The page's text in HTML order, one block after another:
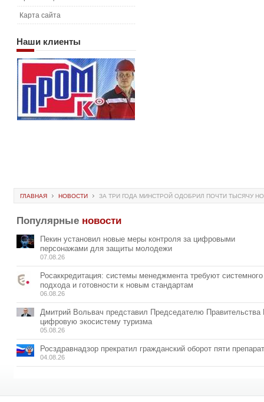
Карта сайта
Наши клиенты
ГЛАВНАЯ НОВОСТИ ЗА ТРИ ГОДА МИНСТРОЙ ОДОБРИЛ ПОЧТИ ТЫСЯЧУ
Популярные новости
Пекин установил новые меры контроля за цифровыми
персонажами для защиты молодежи
07.08.26
Росаккредитация: системы менеджмента требуют системного
подхода и готовности к новым стандартам
06.08.26
Дмитрий Вольвач представил Председателю
цифровую экосистему туризма
05.08.26
Росздравнадзор прекратил гражданский оборот пяти
04.08.26